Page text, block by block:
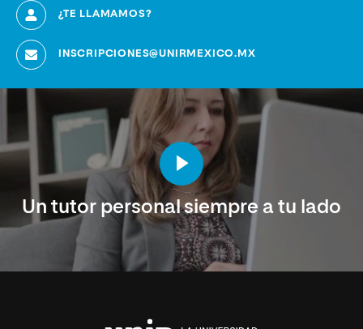
¿TE LLAMAMOS?
INSCRIPCIONES@UNIRMEXICO.MX
Un tutor personal siempre a tu lado